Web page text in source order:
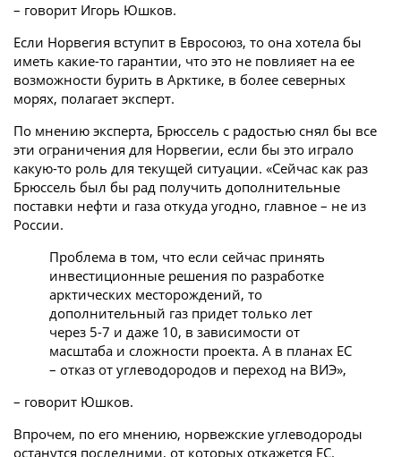
– говорит Игорь Юшков.
Если Норвегия вступит в Евросоюз, то она хотела бы
иметь какие-то гарантии, что это не повлияет на ее
возможности бурить в Арктике, в более северных
морях, полагает эксперт.
По мнению эксперта, Брюссель с радостью снял бы все
эти ограничения для Норвегии, если бы это играло
какую-то роль для текущей ситуации. «Сейчас как раз
Брюссель был бы рад получить дополнительные
поставки нефти и газа откуда угодно, главное – не из
России.
Проблема в том, что если сейчас принять
инвестиционные решения по разработке
арктических месторождений, то
дополнительный газ придет только лет
через 5-7 и даже 10, в зависимости от
масштаба и сложности проекта. А в планах ЕС
– отказ от углеводородов и переход на ВИЭ»,
– говорит Юшков.
Впрочем, по его мнению, норвежские углеводороды
останутся последними, от которых откажется ЕС.